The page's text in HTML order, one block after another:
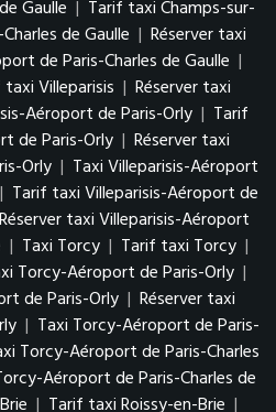
Gaulle | Tarif taxi Champs-sur-
de Gaulle | Réserver taxi
de Paris-Charles de Gaulle |
Villeparisis | Réserver taxi
Aéroport de Paris-Orly | Tarif
de Paris-Orly | Réserver taxi
Orly | Taxi Villeparisis-Aéroport
| Tarif taxi Villeparisis-Aéroport de
Réserver taxi Villeparisis-Aéroport
| Taxi Torcy | Tarif taxi Torcy |
Torcy-Aéroport de Paris-Orly |
de Paris-Orly | Réserver taxi
| Taxi Torcy-Aéroport de Paris-
Torcy-Aéroport de Paris-Charles
Aéroport de Paris-Charles de
| Tarif taxi Roissy-en-Brie |